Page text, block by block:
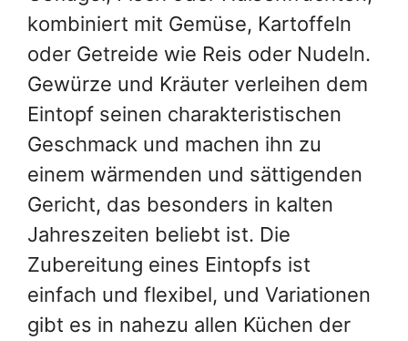
kombiniert mit Gemüse, Kartoffeln
oder Getreide wie Reis oder Nudeln.
Gewürze und Kräuter verleihen dem
Eintopf seinen charakteristischen
Geschmack und machen ihn zu
einem wärmenden und sättigenden
Gericht, das besonders in kalten
Jahreszeiten beliebt ist. Die
Zubereitung eines Eintopfs ist
einfach und flexibel, und Variationen
gibt es in nahezu allen Küchen der